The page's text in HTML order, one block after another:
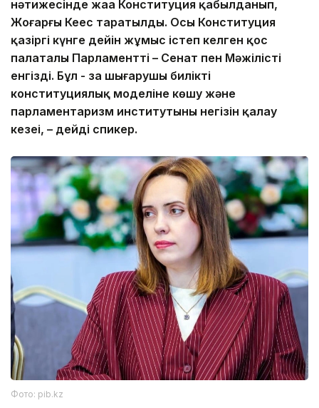
нәтижесінде жаңа Конституция қабылданып,
Жоғарғы Кеңес таратылды. Осы Конституция
қазіргі күнге дейін жұмыс істеп келген қос
палаталы Парламентті – Сенат пен Мәжілісті
енгізді. Бұл - заң шығарушы биліктің
конституциялық моделіне көшу және
парламентаризм институтының негізін қалау
кезеңі, – дейді спикер.
Фото: pib.kz